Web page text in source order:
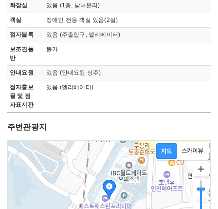
화장실 있음 (1층, 남녀분리)
객실 장애인 전용 객실 있음(2실)
점자블록 있음 (주출입구, 엘리베이터)
보조견동
반
불가
안내요원 있음 (안내요원 상주)
점자홍보
물 및 점
자표지판
있음 (엘리베이터)
주변관광지
지도영역